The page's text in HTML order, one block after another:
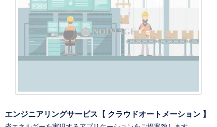
エンジニアリングサービス【 クラウドオートメーション 】